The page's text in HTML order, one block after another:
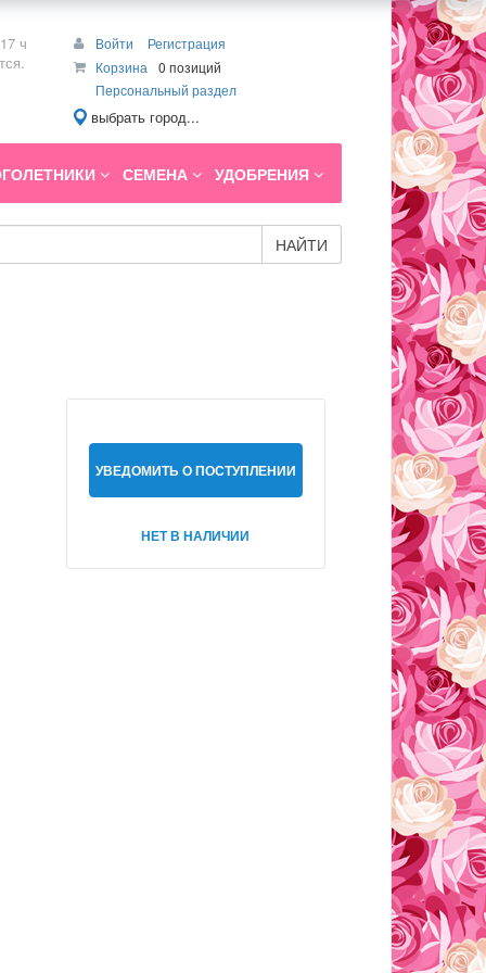
ч
Войти
Регистрация
Корзина
0 позиций
Персональный раздел
выбрать город...
СЕМЕНА УДОБРЕНИЯ
НАЙТИ
УВЕДОМИТЬ О ПОСТУПЛЕНИИ
НЕТ В НАЛИЧИИ